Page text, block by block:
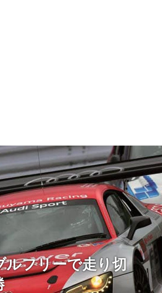
ルフリーで走り切